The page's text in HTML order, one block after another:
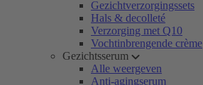
Gezichtverzorgingssets
Hals & decolleté
Verzorging met Q10
Vochtinbrengende crème
Gezichtsserum
Alle weergeven
Anti-agingserum